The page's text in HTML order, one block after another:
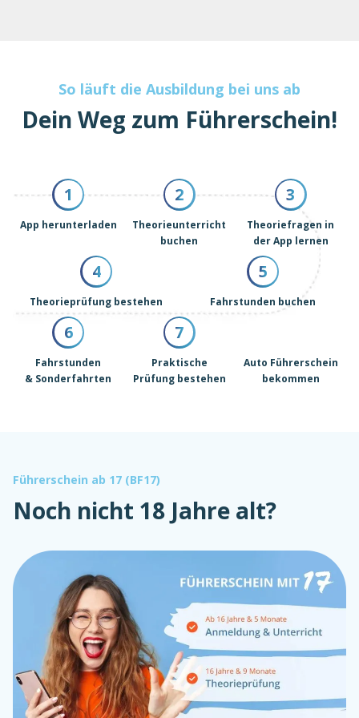
So läuft die Ausbildung bei uns ab
Dein Weg zum Führerschein!
1
App herunterladen
2
Theorieunterricht
buchen
3
Theoriefragen in
der App lernen
5
Fahrstunden buchen
4
Theorieprüfung bestehen
6
Fahrstunden
& Sonderfahrten
7
Praktische
Prüfung bestehen
Auto Führerschein
bekommen
Führerschein ab 17 (BF17)
Noch nicht 18 Jahre alt?